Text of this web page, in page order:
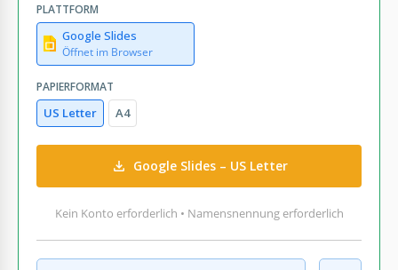
PLATTFORM
Google Slides
Öffnet im Browser
PAPIERFORMAT
US Letter A4
Google Slides – US Letter
Kein Konto erforderlich • Namensnennung erforderlich